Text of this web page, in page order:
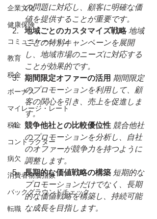
企業文化
健康保険
コミュニケーション
教育
税金
ボーナス
マイレージ・レート
税金
コントラクター
病欠
消費者物価指数
バックグラウンドチェック
転職
の問題に対応し、顧客に明確な価
値を提供することが重要です。
地域ごとのカスタマイズ戦略 地域
ごとの特別キャンペーンを展開
し、地域市場のニーズに対応する
ことが効果的です。
期間限定オファーの活用 期間限定
のプロモーションを利用して、顧
客の関心を引き、売上を促進しま
す。
競争他社との比較優位性 競合他社
のプロモーションを分析し、自社
のオファーが競争力を持つように
調整します。
長期的な価値戦略の構築 短期的な
プロモーションだけでなく、長期
的な価値戦略を構築し、持続可能
な成長を目指します。